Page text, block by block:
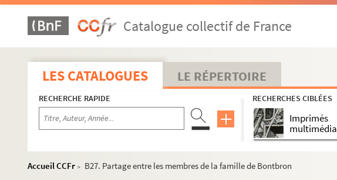
Catalogue collectif de France
LES CATALOGUES LE RÉPERTOIRE
RECHERCHE RAPIDE RECHERCHES CIBLÉES
Imprimés
multimédia
Accueil CCFr >
B27. Partage entre les membres de la famille de Bontbron